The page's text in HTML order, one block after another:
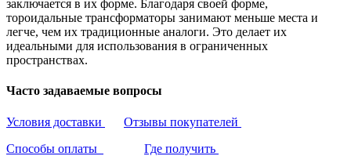
заключается в их форме. Благодаря своей форме,
тороидальные трансформаторы занимают меньше места и
легче, чем их традиционные аналоги. Это делает их
идеальными для использования в ограниченных
пространствах.
Часто задаваемые вопросы
Условия доставки
Отзывы покупателей
Способы оплаты
Где получить